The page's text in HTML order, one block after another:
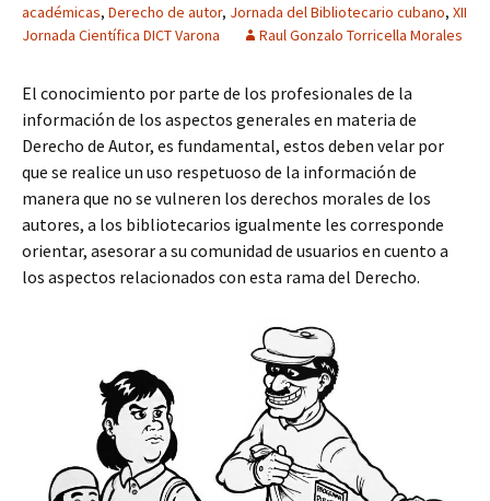
académicas, Derecho de autor, Jornada del Bibliotecario cubano, XII
Jornada Científica DICT Varona
Raul Gonzalo Torricella Morales
El conocimiento por parte de los profesionales de la
información de los aspectos generales en materia de
Derecho de Autor, es fundamental, estos deben velar por
que se realice un uso respetuoso de la información de
manera que no se vulneren los derechos morales de los
autores, a los bibliotecarios igualmente les corresponde
orientar, asesorar a su comunidad de usuarios en cuento a
los aspectos relacionados con esta rama del Derecho.